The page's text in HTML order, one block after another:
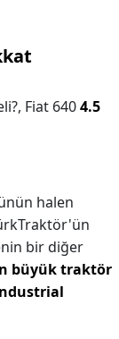
Fiat 6404.5
halen
bir diğer
büyük traktör